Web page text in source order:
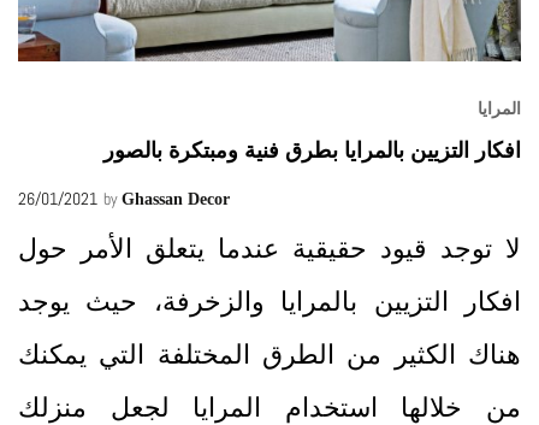
المرايا
افكار التزيين بالمرايا بطرق فنية ومبتكرة بالصور
26/01/2021 by Ghassan Decor
لا توجد قيود حقيقية عندما يتعلق الأمر حول
افكار التزيين بالمرايا والزخرفة، حيث يوجد
هناك الكثير من الطرق المختلفة التي يمكنك
من خلالها استخدام المرايا لجعل منزلك